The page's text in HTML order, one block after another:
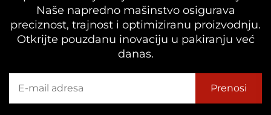
Naše napredno mašinstvo osigurava
preciznost, trajnost i optimiziranu proizvodnju.
Otkrijte pouzdanu inovaciju u pakiranju već
danas.